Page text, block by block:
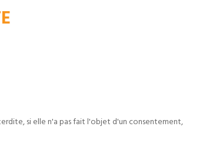
si elle n'a pas fait l'objet d'un consentement,